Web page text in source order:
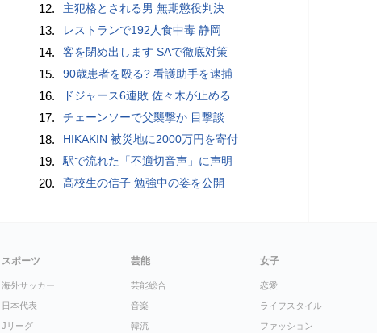
12. 主犯格とされる男 無期懲役判決
13. レストランで192人食中毒 静岡
14. 客を閉め出します SAで徹底対策
15. 90歳患者を殴る? 看護助手を逮捕
16. ドジャース6連敗 佐々木が止める
17. チェーンソーで父襲撃か 目撃談
18. HIKAKIN 被災地に2000万円を寄付
19. 駅で流れた「不適切音声」に声明
20. 高校生の信子 勉強中の姿を公開
スポーツ
海外サッカー
日本代表
Jリーグ
芸能
芸能総合
音楽
韓流
女子
恋愛
ライフスタイル
ファッション